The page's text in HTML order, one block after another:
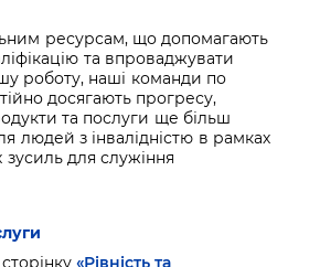
ресурсам, що допомагають
та впроваджувати
роботу, наші команди по
досягають прогресу,
та послуги ще більш
людей з інвалідністю в рамках
для служіння
«Рівність та